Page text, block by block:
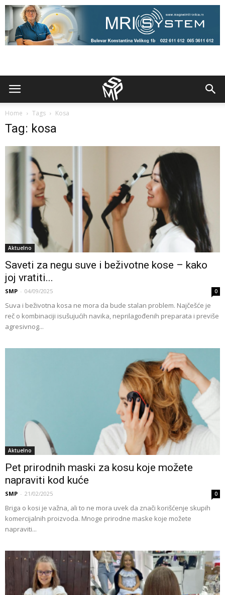
Home Tags Kosa
Tag: kosa
Aktuelno
Saveti za negu suve i beživotne kose – kako
joj vratiti...
SMP - 04/09/2025 0
Suva i beživotna kosa ne mora da bude stalan problem. Najčešće je
reč o kombinaciji isušujućih navika, neprilagođenih preparata i previše
agresivnog...
Aktuelno
Pet prirodnih maski za kosu koje možete
napraviti kod kuće
SMP - 21/02/2025 0
Briga o kosi je važna, ali to ne mora uvek da znači korišćenje skupih
komercijalnih proizvoda. Mnoge prirodne maske koje možete
napraviti...